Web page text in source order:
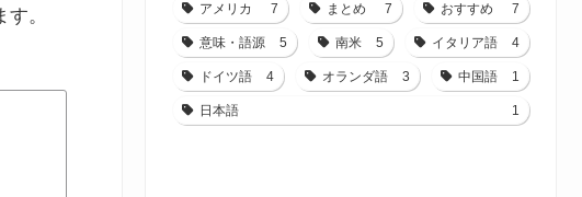
。 アメリカ 7 まとめ 7 おすすめ 7
意味・語源 5 南米 5 イタリア語 4
ドイツ語 4 オランダ語 3 中国語 1
日本語 1